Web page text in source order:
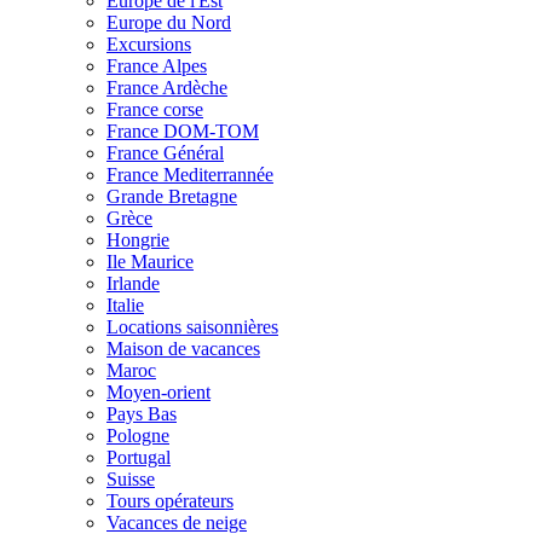
Europe du Nord
Excursions
France Alpes
France Ardèche
France corse
France DOM-TOM
France Général
France Mediterrannée
Grande Bretagne
Grèce
Hongrie
Ile Maurice
Irlande
Italie
Locations saisonnières
Maison de vacances
Maroc
Moyen-orient
Pays Bas
Pologne
Portugal
Suisse
Tours opérateurs
Vacances de neige